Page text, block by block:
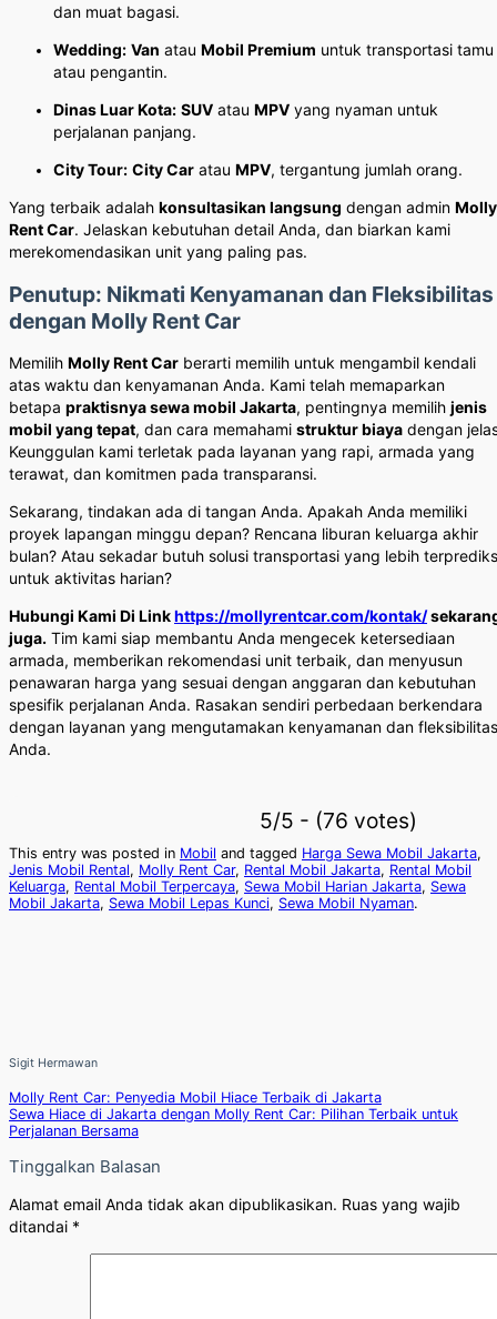
dan muat bagasi.
Wedding: Van atau Mobil Premium untuk transportasi tamu
atau pengantin.
Dinas Luar Kota: SUV atau MPV yang nyaman untuk
perjalanan panjang.
City Tour: City Car atau MPV, tergantung jumlah orang.
Yang terbaik adalah konsultasikan langsung dengan admin Molly
Rent Car. Jelaskan kebutuhan detail Anda, dan biarkan kami
merekomendasikan unit yang paling pas.
Penutup: Nikmati Kenyamanan dan Fleksibilitas
dengan Molly Rent Car
Memilih Molly Rent Car berarti memilih untuk mengambil kendali
atas waktu dan kenyamanan Anda. Kami telah memaparkan
betapa praktisnya sewa mobil Jakarta, pentingnya memilih jenis
mobil yang tepat, dan cara memahami struktur biaya dengan
Keunggulan kami terletak pada layanan yang rapi, armada yang
terawat, dan komitmen pada transparansi.
Sekarang, tindakan ada di tangan Anda. Apakah Anda memiliki
proyek lapangan minggu depan? Rencana liburan keluarga akhir
bulan? Atau sekadar butuh solusi transportasi yang lebih
untuk aktivitas harian?
Hubungi Kami Di Linkhttps://mollyrentcar.com/kontak/
juga. Tim kami siap membantu Anda mengecek ketersediaan
armada, memberikan rekomendasi unit terbaik, dan menyusun
penawaran harga yang sesuai dengan anggaran dan kebutuhan
spesifik perjalanan Anda. Rasakan sendiri perbedaan berkendara
dengan layanan yang mengutamakan kenyamanan dan fleksibilitas
Anda.
5/5 - (76 votes)
This entry was posted in Mobil and tagged Harga Sewa Mobil Jakarta,
Jenis Mobil Rental, Molly Rent Car, Rental Mobil Jakarta, Rental Mobil
Keluarga, Rental Mobil Terpercaya, Sewa Mobil Harian Jakarta, Sewa
Mobil Jakarta, Sewa Mobil Lepas Kunci, Sewa Mobil Nyaman.
Sigit Hermawan
Molly Rent Car: Penyedia Mobil Hiace Terbaik di Jakarta
Sewa Hiace di Jakarta dengan Molly Rent Car: Pilihan Terbaik untuk
Perjalanan Bersama
Tinggalkan Balasan
Alamat email Anda tidak akan dipublikasikan. Ruas yang wajib
ditandai *